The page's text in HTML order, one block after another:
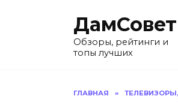
ДамСовет
Обзоры, рейтинги и
топы лучших
ГЛАВНАЯ »